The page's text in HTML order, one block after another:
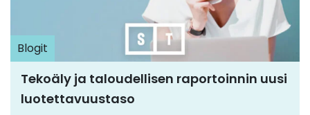
Blogit
Tekoäly ja taloudellisen raportoinnin uusi
luotettavuustaso